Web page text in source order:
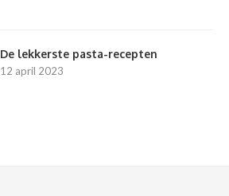
De lekkerste pasta-recepten
12 april 2023